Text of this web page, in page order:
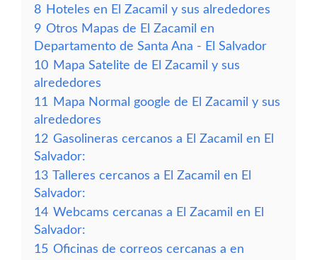
8 Hoteles en El Zacamil y sus alrededores
9 Otros Mapas de El Zacamil en
Departamento de Santa Ana - El Salvador
10 Mapa Satelite de El Zacamil y sus
alrededores
11
Mapa Normal google de El Zacamil y sus
alrededores
12 Gasolineras cercanos a El Zacamil en El
Salvador:
13 Talleres cercanos a El Zacamil en El
Salvador:
14 Webcams cercanas a El Zacamil en El
Salvador:
15 Oficinas de correos cercanas a en